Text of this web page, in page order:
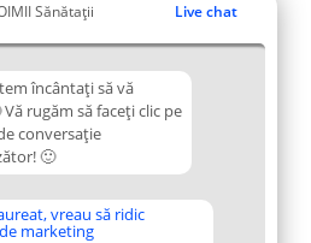
Sănătații Live chat
încântați să vă
rugăm să faceți clic pe
conversație
🙂
vreau să ridic
marketing